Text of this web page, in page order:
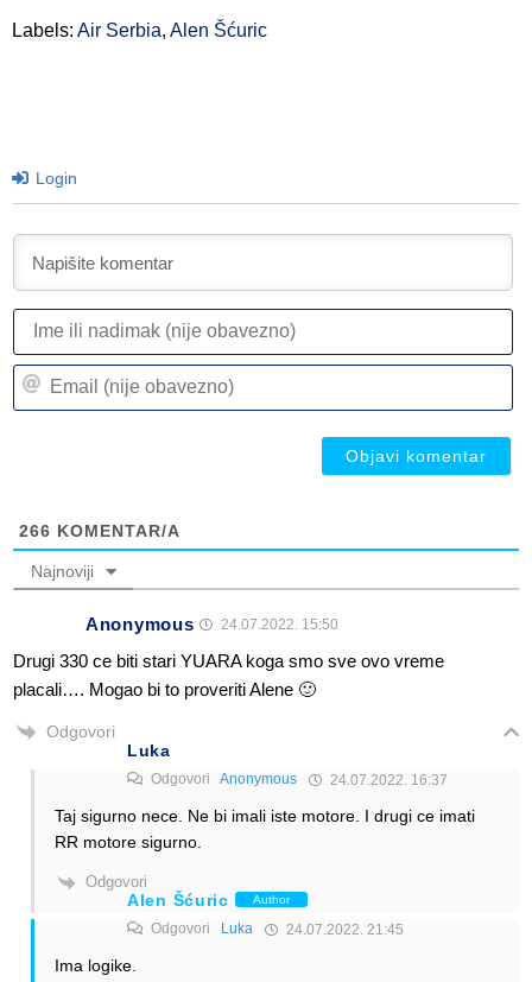
Labels: Air Serbia, Alen Šćuric
Login
266 KOMENTAR/A
Najnoviji
Anonymous 24.07.2022. 15:50
Drugi 330 ce biti stari YUARA koga smo sve ovo vreme
placali…. Mogao bi to proveriti Alene 🙂
Odgovori
Luka
Odgovori Anonymous 24.07.2022. 16:37
Taj sigurno nece. Ne bi imali iste motore. I drugi ce imati
RR motore sigurno.
Odgovori
Alen Šćuric Author
Odgovori Luka 24.07.2022. 21:45
Ima logike.